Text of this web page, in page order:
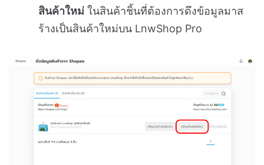
สินค้าใหม่ ในสินค้าชิ้นที่ต้องการดึงข้อมูลมาส
ร้างเป็นสินค้าใหม่บน LnwShop Pro